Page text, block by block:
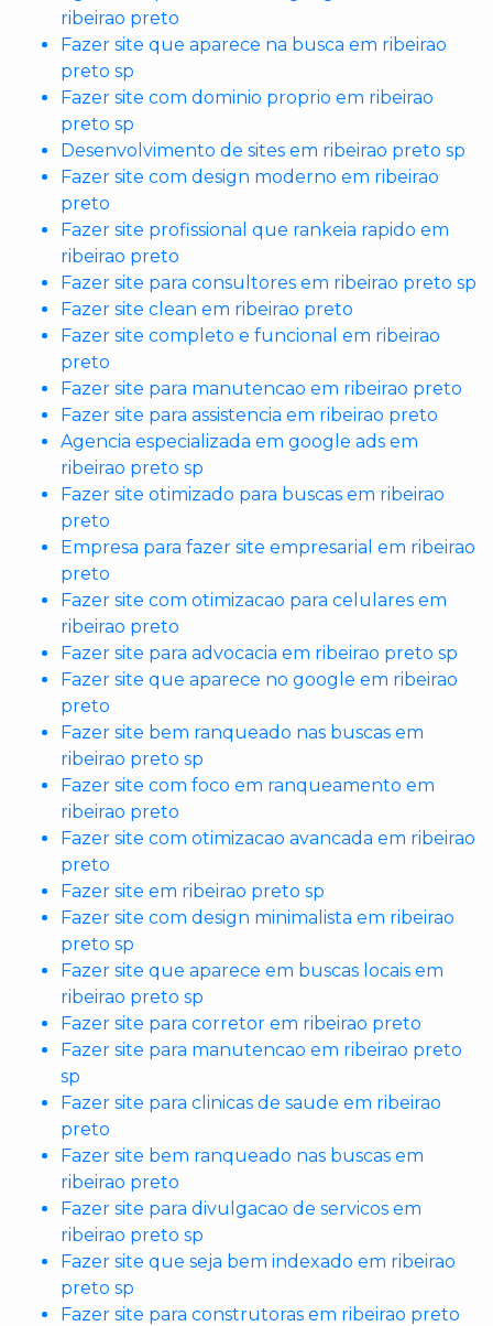
ribeirao preto
Fazer site que aparece na busca em ribeirao
preto sp
Fazer site com dominio proprio em ribeirao
preto sp
Desenvolvimento de sites em ribeirao preto sp
Fazer site com design moderno em ribeirao
preto
Fazer site profissional que rankeia rapido em
ribeirao preto
Fazer site para consultores em ribeirao preto sp
Fazer site clean em ribeirao preto
Fazer site completo e funcional em ribeirao
preto
Fazer site para manutencao em ribeirao preto
Fazer site para assistencia em ribeirao preto
Agencia especializada em google ads em
ribeirao preto sp
Fazer site otimizado para buscas em ribeirao
preto
Empresa para fazer site empresarial em ribeirao
preto
Fazer site com otimizacao para celulares em
ribeirao preto
Fazer site para advocacia em ribeirao preto sp
Fazer site que aparece no google em ribeirao
preto
Fazer site bem ranqueado nas buscas em
ribeirao preto sp
Fazer site com foco em ranqueamento em
ribeirao preto
Fazer site com otimizacao avancada em ribeirao
preto
Fazer site em ribeirao preto sp
Fazer site com design minimalista em ribeirao
preto sp
Fazer site que aparece em buscas locais em
ribeirao preto sp
Fazer site para corretor em ribeirao preto
Fazer site para manutencao em ribeirao preto
sp
Fazer site para clinicas de saude em ribeirao
preto
Fazer site bem ranqueado nas buscas em
ribeirao preto
Fazer site para divulgacao de servicos em
ribeirao preto sp
Fazer site que seja bem indexado em ribeirao
preto sp
Fazer site para construtoras em ribeirao preto